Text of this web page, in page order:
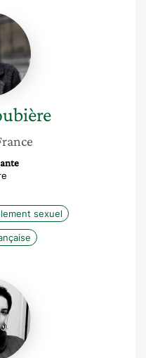
sexuel